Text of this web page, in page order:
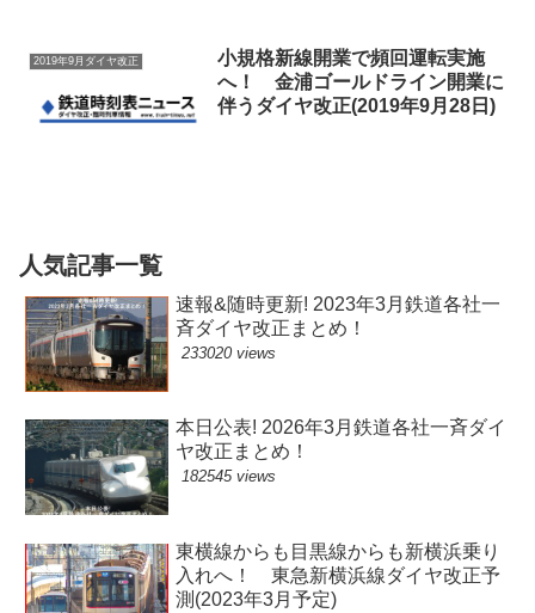
2019年9月ダイヤ改正
小規格新線開業で頻回運転実施
へ！ 金浦ゴールドライン開業に
伴うダイヤ改正(2019年9月28日)
人気記事一覧
速報&随時更新! 2023年3月鉄道各社一
斉ダイヤ改正まとめ！
233020 views
本日公表! 2026年3月鉄道各社一斉ダイ
ヤ改正まとめ！
182545 views
東横線からも目黒線からも新横浜乗り
入れへ！ 東急新横浜線ダイヤ改正予
測(2023年3月予定)